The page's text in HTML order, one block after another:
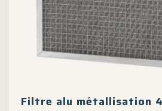
Filtre alu métallisation